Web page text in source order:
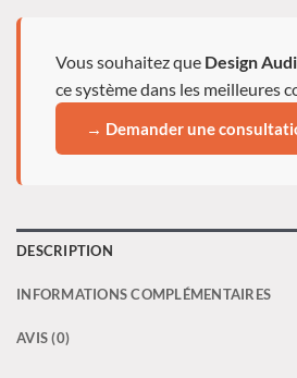
Vous souhaitez que Design
ce système dans les meilleures
→ Demander une
DESCRIPTION
INFORMATIONS COMPLÉMENTAIRES
AVIS (0)